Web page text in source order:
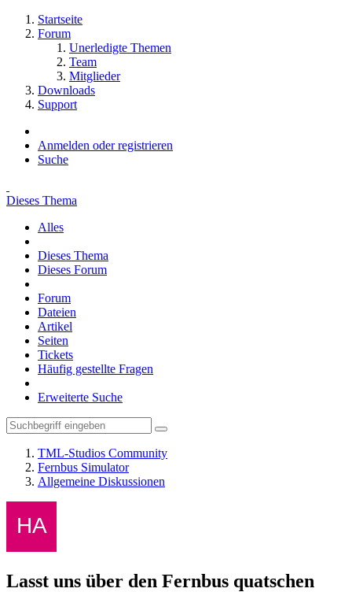
Startseite
Forum
Unerledigte Themen
Team
Mitglieder
Downloads
Support
Anmelden oder registrieren
Suche
Dieses Thema
Alles
Dieses Thema
Dieses Forum
Forum
Dateien
Artikel
Seiten
Tickets
Häufig gestellte Fragen
Erweiterte Suche
TML-Studios Community
Fernbus Simulator
Allgemeine Diskussionen
Lasst uns über den Fernbus quatschen